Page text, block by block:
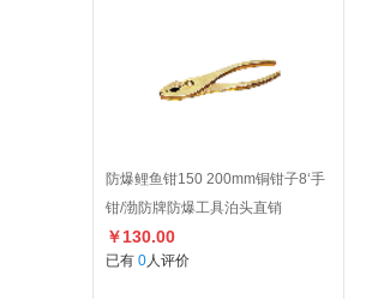
防爆鲤鱼钳150 200mm铜钳子8‘手
钳/渤防牌防爆工具泊头直销
￥130.00
已有 0人评价